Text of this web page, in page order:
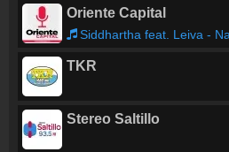
Oriente Capital
Siddhartha feat. Leiva -
TKR
Stereo Saltillo